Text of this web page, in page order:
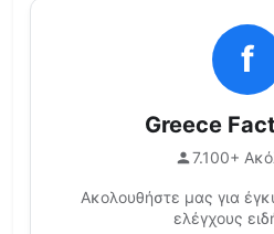
f
Greece
7.100+
Ακολουθήστε μας για
ελέγχους